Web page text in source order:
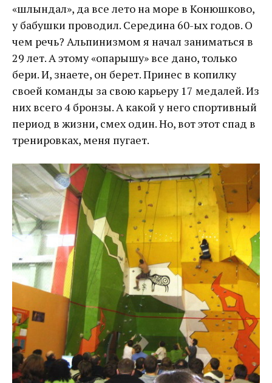
«шлындал», да все лето на море в Конюшково,
у бабушки проводил. Середина 60-ых годов. О
чем речь? Альпинизмом я начал заниматься в
29 лет. А этому «опарышу» все дано, только
бери. И, знаете, он берет. Принес в копилку
своей команды за свою карьеру 17 медалей. Из
них всего 4 бронзы. А какой у него спортивный
период в жизни, смех один. Но, вот этот спад в
тренировках, меня пугает.